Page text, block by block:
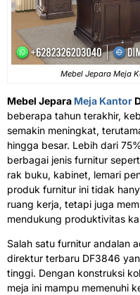
Mebel Jepara Meja
Mebel Jepara Meja Kantor
beberapa tahun terakhir,
semakin meningkat,
hingga besar. Lebih dari
berbagai jenis furnitur
rak buku, kabinet, lemari
produk furnitur ini tidak
ruang kerja, tetapi juga
mendukung produktivitas
Salah satu furnitur andalan
direktur terbaru DF3846
tinggi. Dengan konstruksi
meja ini mampu memenuhi